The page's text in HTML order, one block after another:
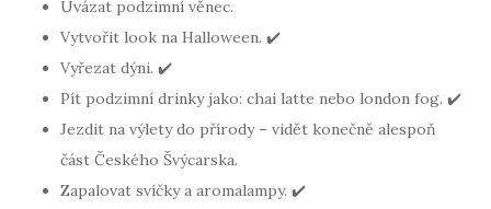
Uvázat podzimní věnec.
Vytvořit look na Halloween. ✔️
Vyřezat dýni. ✔️
Pít podzimní drinky jako: chai latte nebo london fog. ✔️
Jezdit na výlety do přírody – vidět konečně alespoň
část Českého Švýcarska.
Zapalovat svíčky a aromalampy. ✔️